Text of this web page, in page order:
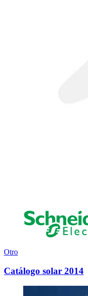
Otro
Catálogo solar 2014